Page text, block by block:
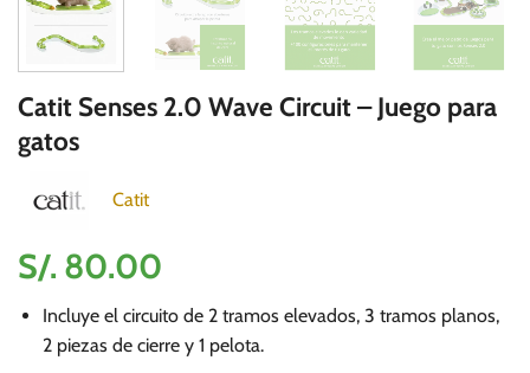
Catit Senses 2.0 Wave Circuit – Juego para
gatos
Catit
S/. 80.00
Incluye el circuito de 2 tramos elevados, 3 tramos planos,
2 piezas de cierre y 1 pelota.